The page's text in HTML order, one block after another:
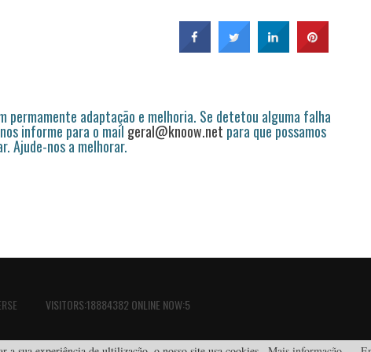
permamente adaptação e melhoria. Se detetou alguma falha
informe para o mail geral@knoow.net para que possamos
Ajude-nos a melhorar.
VISITORS:18884382 ONLINE NOW:5